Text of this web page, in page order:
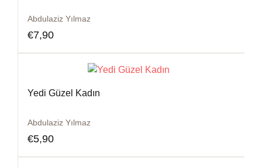
Abdulaziz Yılmaz
€7,90
Yedi Güzel Kadın
Abdulaziz Yılmaz
€5,90